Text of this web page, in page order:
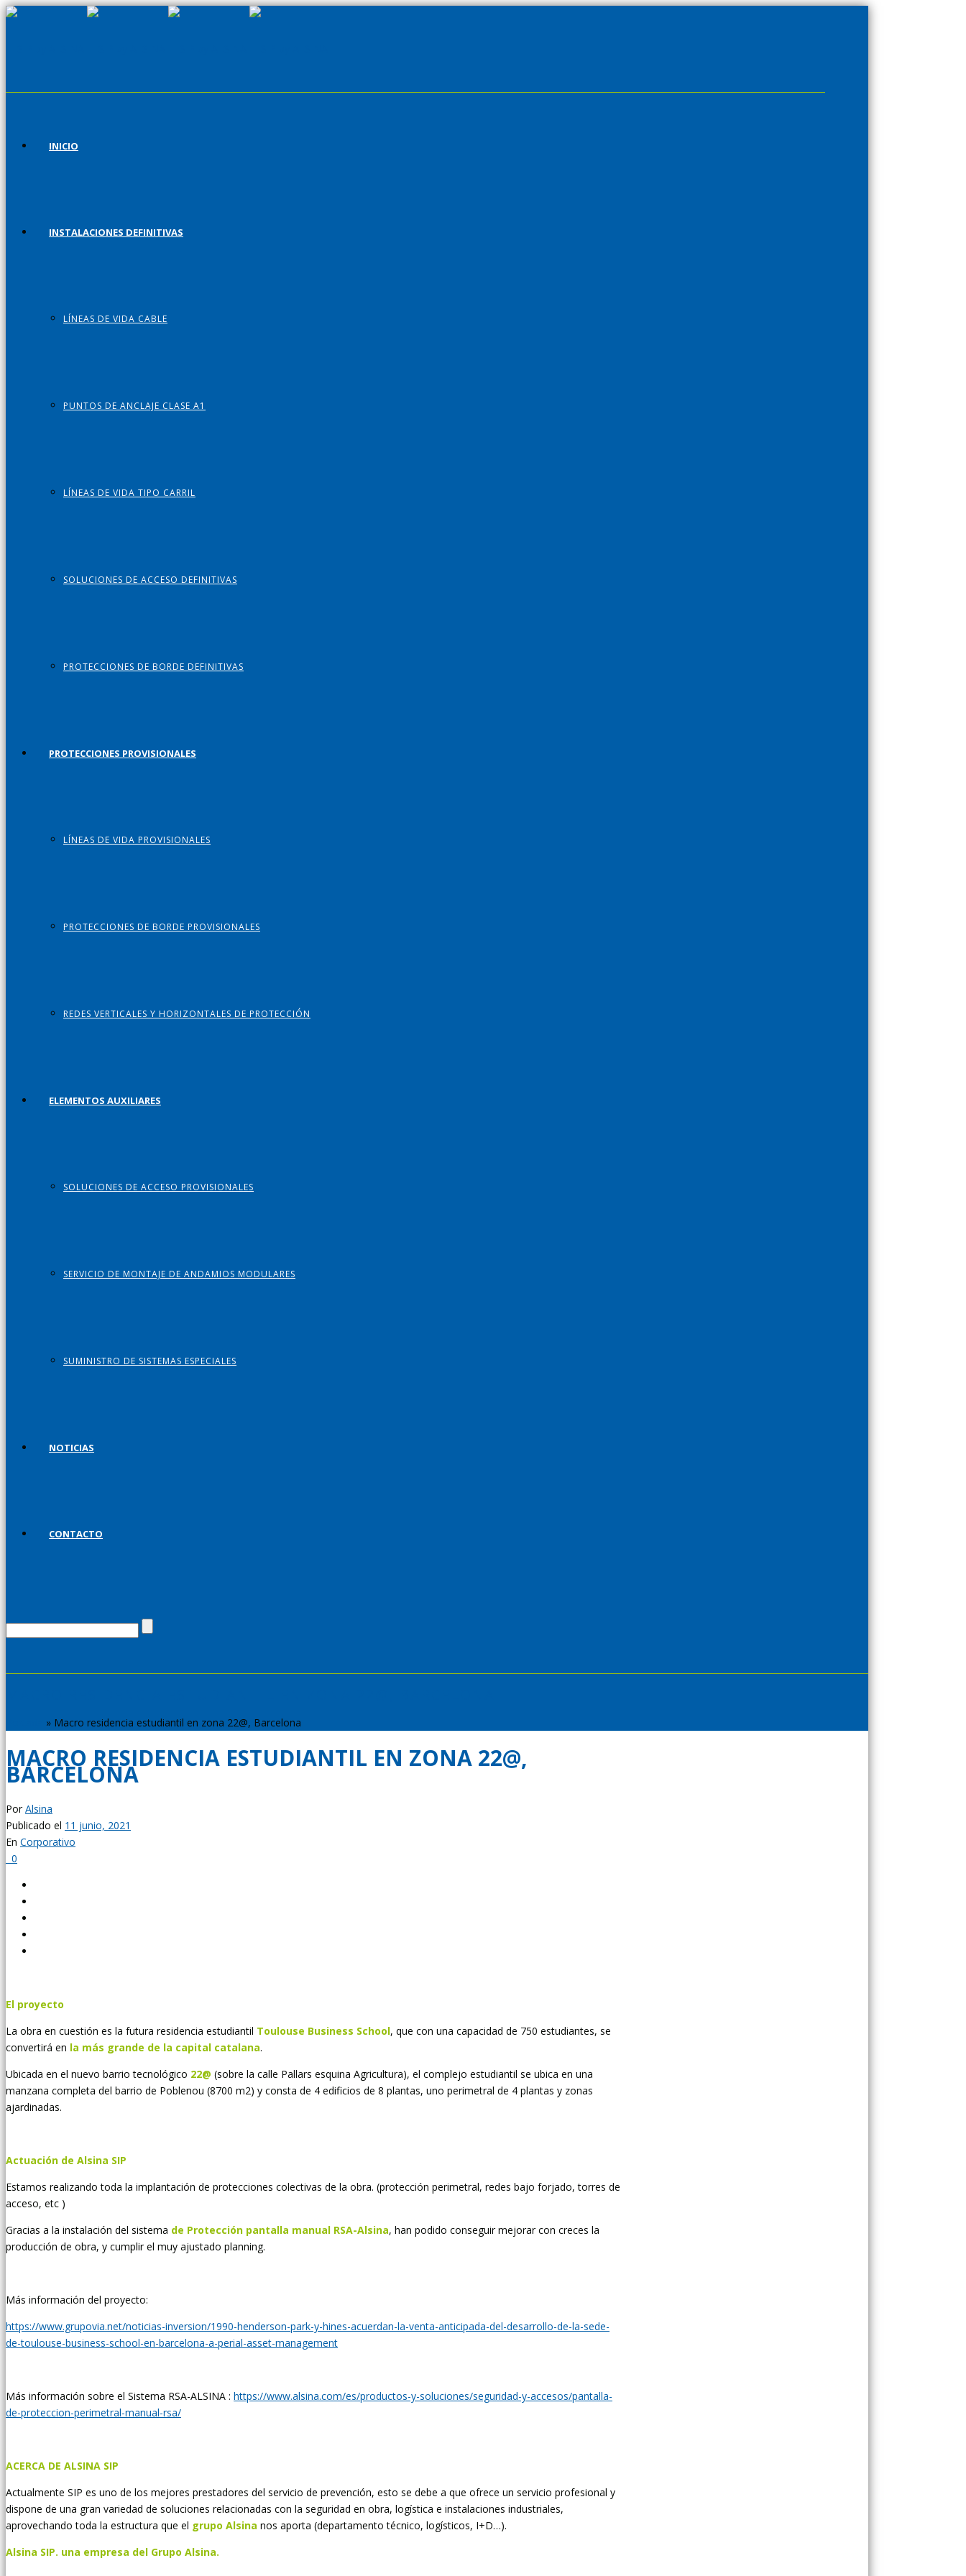
INICIO
INSTALACIONES DEFINITIVAS
LÍNEAS DE VIDA CABLE
PUNTOS DE ANCLAJE CLASE A1
LÍNEAS DE VIDA TIPO CARRIL
SOLUCIONES DE ACCESO DEFINITIVAS
PROTECCIONES DE BORDE DEFINITIVAS
PROTECCIONES PROVISIONALES
LÍNEAS DE VIDA PROVISIONALES
PROTECCIONES DE BORDE PROVISIONALES
REDES VERTICALES Y HORIZONTALES DE PROTECCIÓN
ELEMENTOS AUXILIARES
SOLUCIONES DE ACCESO PROVISIONALES
SERVICIO DE MONTAJE DE ANDAMIOS MODULARES
SUMINISTRO DE SISTEMAS ESPECIALES
NOTICIAS
CONTACTO
» Macro residencia estudiantil en zona 22@, Barcelona
MACRO RESIDENCIA ESTUDIANTIL EN ZONA 22@,
BARCELONA
PorAlsina
Publicado el 11 junio, 2021
En Corporativo
0
El proyecto
La obra en cuestión es la futura residencia estudiantil Toulouse Business School, que con una capacidad de 750 estudiantes, se
convertirá en la más grande de la capital catalana.
Ubicada en el nuevo barrio tecnológico 22@ (sobre la calle Pallars esquina Agricultura), el complejo estudiantil se ubica en una
manzana completa del barrio de Poblenou (8700 m2) y consta de 4 edificios de 8 plantas, uno perimetral de 4 plantas y zonas
ajardinadas.
Actuación de Alsina SIP
Estamos realizando toda la implantación de protecciones colectivas de la obra. (protección perimetral, redes bajo forjado, torres de
acceso, etc )
Gracias a la instalación del sistema de Protección pantalla manual RSA-Alsina, han podido conseguir mejorar con creces la
producción de obra, y cumplir el muy ajustado planning.
Más información del proyecto:
https://www.grupovia.net/noticias-inversion/1990-henderson-park-y-hines-acuerdan-la-venta-anticipada-del-desarrollo-de-la-sede-
de-toulouse-business-school-en-barcelona-a-perial-asset-management
Más información sobre el Sistema RSA-ALSINA : https://www.alsina.com/es/productos-y-soluciones/seguridad-y-accesos/pantalla-
de-proteccion-perimetral-manual-rsa/
ACERCA DE ALSINA SIP
Actualmente SIP es uno de los mejores prestadores del servicio de prevención, esto se debe a que ofrece un servicio profesional y
dispone de una gran variedad de soluciones relacionadas con la seguridad en obra, logística e instalaciones industriales,
aprovechando toda la estructura que el grupo Alsina nos aporta (departamento técnico, logísticos, I+D…).
Alsina SIP. una empresa del Grupo Alsina.